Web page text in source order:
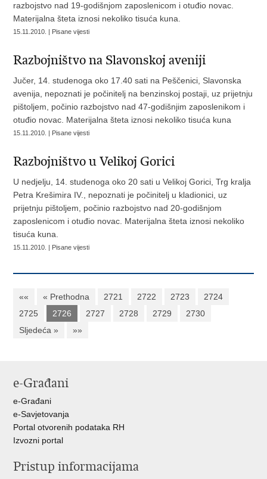
razbojstvo nad 19-godišnjom zaposlenicom i otuđio novac.
Materijalna šteta iznosi nekoliko tisuća kuna.
15.11.2010. | Pisane vijesti
Razbojništvo na Slavonskoj aveniji
Jučer, 14. studenoga oko 17.40 sati na Peščenici, Slavonska
avenija, nepoznati je počinitelj na benzinskoj postaji, uz prijetnju
pištoljem, počinio razbojstvo nad 47-godišnjim zaposlenikom i
otuđio novac. Materijalna šteta iznosi nekoliko tisuća kuna
15.11.2010. | Pisane vijesti
Razbojništvo u Velikoj Gorici
U nedjelju, 14. studenoga oko 20 sati u Velikoj Gorici, Trg kralja
Petra Krešimira IV., nepoznati je počinitelj u kladionici, uz
prijetnju pištoljem, počinio razbojstvo nad 20-godišnjom
zaposlenicom i otuđio novac. Materijalna šteta iznosi nekoliko
tisuća kuna.
15.11.2010. | Pisane vijesti
«« « Prethodna 2721 2722 2723
2724
2725
2726 2727 2728 2729
2730
Sljedeća »
»»
e-Građani
e-Građani
e-Savjetovanja
Portal otvorenih podataka RH
Izvozni portal
Pristup informacijama